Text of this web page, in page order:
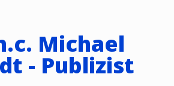
Michael
- Publizist